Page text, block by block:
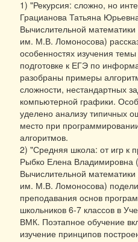
1) "Рекурсия: сложно, но
Грацианова Татьяна
Вычислительной
им. М.В. Ломоносова)
особенностях изучения
подготовке к ЕГЭ по
разобраны примеры
сложности, нестандартных
компьютерной графики.
уделено анализу типичных
место при
алгоритмов.
2) "Средняя школа: от игр к
Рыбко Елена Владимировна
Вычислительной
им. М.В. Ломоносова)
преподавания основ
школьников 6-7 классов в
ВМК. Поэтапное обучение
изучение принципов